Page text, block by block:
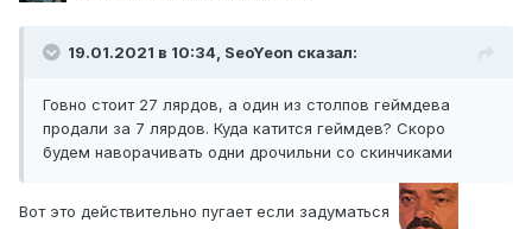
19.01.2021 в 10:34, SeoYeon сказал:
Говно стоит 27 лярдов, а один из столпов геймдева
продали за 7 лярдов. Куда катится геймдев? Скоро
будем наворачивать одни дрочильни со скинчиками
Вот это действительно пугает если задуматься